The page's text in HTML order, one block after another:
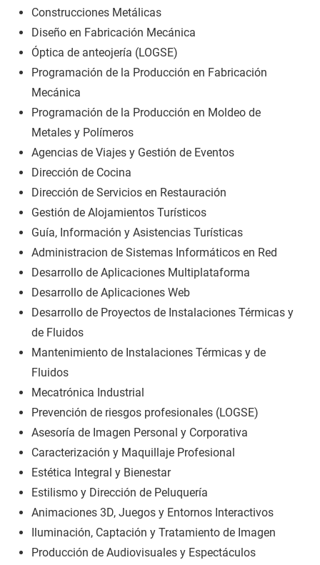
Construcciones Metálicas
Diseño en Fabricación Mecánica
Óptica de anteojería (LOGSE)
Programación de la Producción en Fabricación
Mecánica
Programación de la Producción en Moldeo de
Metales y Polímeros
Agencias de Viajes y Gestión de Eventos
Dirección de Cocina
Dirección de Servicios en Restauración
Gestión de Alojamientos Turísticos
Guía, Información y Asistencias Turísticas
Administracion de Sistemas Informáticos en Red
Desarrollo de Aplicaciones Multiplataforma
Desarrollo de Aplicaciones Web
Desarrollo de Proyectos de Instalaciones Térmicas y
de Fluidos
Mantenimiento de Instalaciones Térmicas y de
Fluidos
Mecatrónica Industrial
Prevención de riesgos profesionales (LOGSE)
Asesoría de Imagen Personal y Corporativa
Caracterización y Maquillaje Profesional
Estética Integral y Bienestar
Estilismo y Dirección de Peluquería
Animaciones 3D, Juegos y Entornos Interactivos
Iluminación, Captación y Tratamiento de Imagen
Producción de Audiovisuales y Espectáculos